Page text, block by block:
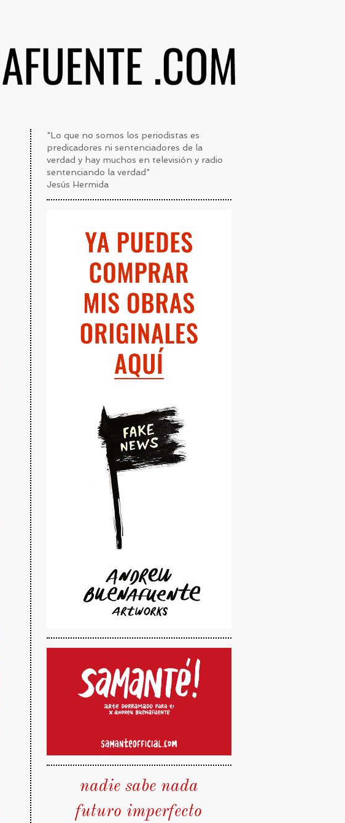
"Lo que no somos los periodistas es
predicadores ni sentenciadores de la
verdad y hay muchos en televisión y radio
sentenciando la verdad"
Jesús Hermida
nadie sabe nada
futuro imperfecto